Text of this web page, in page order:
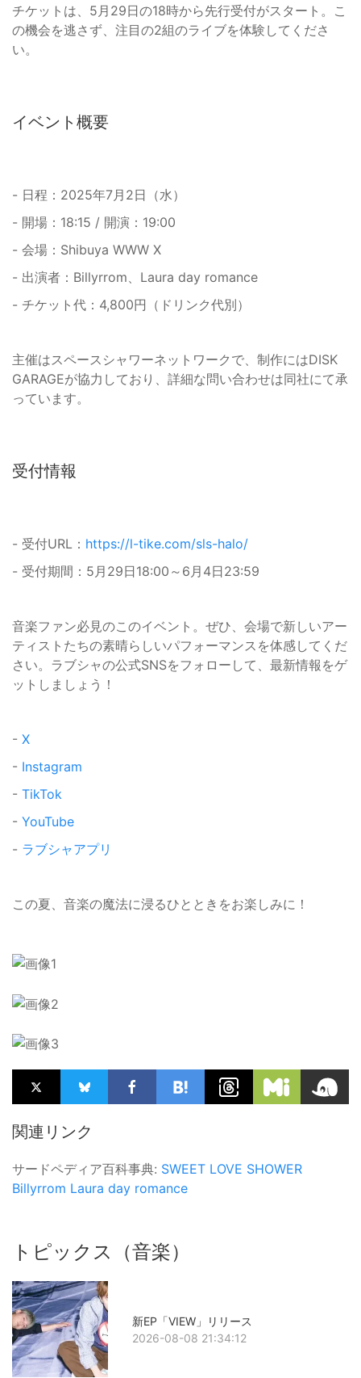
チケットは、5月29日の18時から先行受付がスタート。こ
の機会を逃さず、注目の2組のライブを体験してくださ
い。
イベント概要
- 日程：2025年7月2日（水）
- 開場：18:15 / 開演：19:00
- 会場：Shibuya WWW X
- 出演者：Billyrrom、Laura day romance
- チケット代：4,800円（ドリンク代別）
主催はスペースシャワーネットワークで、制作にはDISK
GARAGEが協力しており、詳細な問い合わせは同社にて承
っています。
受付情報
- 受付URL： https://l-tike.com/sls-halo/
- 受付期間：5月29日18:00～6月4日23:59
音楽ファン必見のこのイベント。ぜひ、会場で新しいアー
ティストたちの素晴らしいパフォーマンスを体感してくだ
さい。ラブシャの公式SNSをフォローして、最新情報をゲ
ットしましょう！
- X
- Instagram
- TikTok
- YouTube
- ラブシャアプリ
この夏、音楽の魔法に浸るひとときをお楽しみに！
関連リンク
サードペディア百科事典: SWEET LOVE SHOWER
Billyrrom Laura day romance
トピックス（音楽）
新EP「VIEW」リリース
2026-08-08 21:34:12